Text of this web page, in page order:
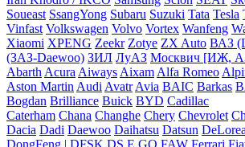
Soueast SsangYong Subaru Suzuki Tata Tesla
Vinfast Volkswagen Volvo Vortex Wanfeng
Xiaomi XPENG Zeekr Zotye ZX Auto ВАЗ
(ЗАЗ-Daewoo) ЗИЛ ЛуАЗ Москвич [ИЖ,
Abarth Acura Aiways Aixam Alfa Romeo
Aston Martin Audi Avatr Avia BAIC Barkas
Bogdan Brilliance Buick BYD Cadillac
Caterham Chana Changhe Chery Chevrolet
Dacia Dadi Daewoo Daihatsu Datsun
DongFeng | DFSK DS E.GO FAW Ferrari